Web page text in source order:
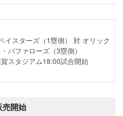
イスターズ（1塁側） 対 オリック
バファローズ（3塁側）
スタジアム18:00試合開始
売開始